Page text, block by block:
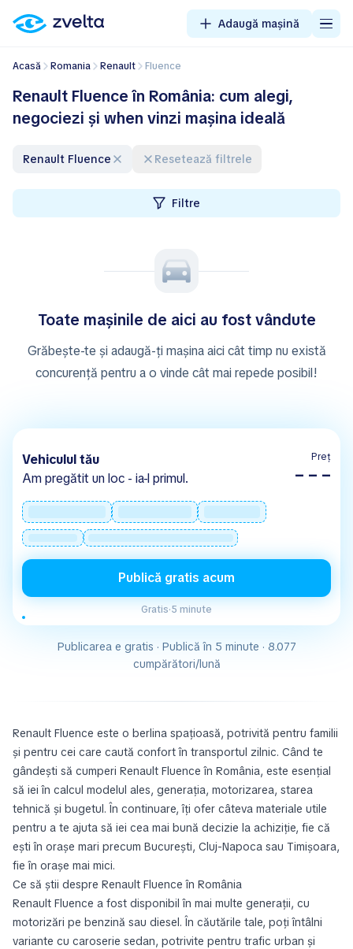
Adaugă mașină
Acasă Romania Renault Fluence
Renault Fluence în România: cum alegi,
negociezi și when vinzi mașina ideală
Renault Fluence Resetează filtrele
Filtre
Toate mașinile de aici au fost vândute
Grăbește-te și adaugă-ți mașina aici cât timp nu există
concurență pentru a o vinde cât mai repede posibil!
Vehiculul tău
Am pregătit un loc - ia-l primul.
Preț
– – –
Publică gratis acum
Gratis·5 minute
Publicarea e gratis · Publică în 5 minute · 8.077
cumpărători/lună
Renault Fluence este o berlina spațioasă, potrivită pentru familii
și pentru cei care caută confort în transportul zilnic. Când te
gândești să cumperi Renault Fluence în România, este esențial
să iei în calcul modelul ales, generația, motorizarea, starea
tehnică și bugetul. În continuare, îți ofer câteva materiale utile
pentru a te ajuta să iei cea mai bună decizie la achiziție, fie că
ești în orașe mari precum București, Cluj-Napoca sau Timișoara,
fie în orașe mai mici.
Ce să știi despre Renault Fluence în România
Renault Fluence a fost disponibil în mai multe generații, cu
motorizări pe benzină sau diesel. În căutările tale, poți întâlni
variante cu caroserie sedan, potrivite pentru trafic urban și